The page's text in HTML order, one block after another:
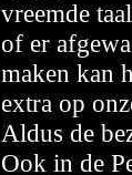
vreemde
of er
maken kan
extra op
Aldus de
Ook in de